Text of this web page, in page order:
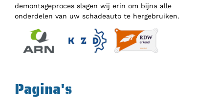
demontageproces slagen wij erin om bijna alle
onderdelen van uw schadeauto te hergebruiken.
Pagina's